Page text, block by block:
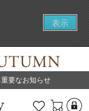
表示
要なお知らせ
お気に入り